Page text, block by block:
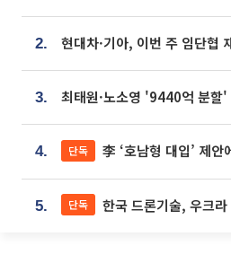
2.
3.
4. 단독 李 ‘호남형 대입’ 제안에 교육청·지
5. 단독 한국 드론기술, 우크라 전장서 시